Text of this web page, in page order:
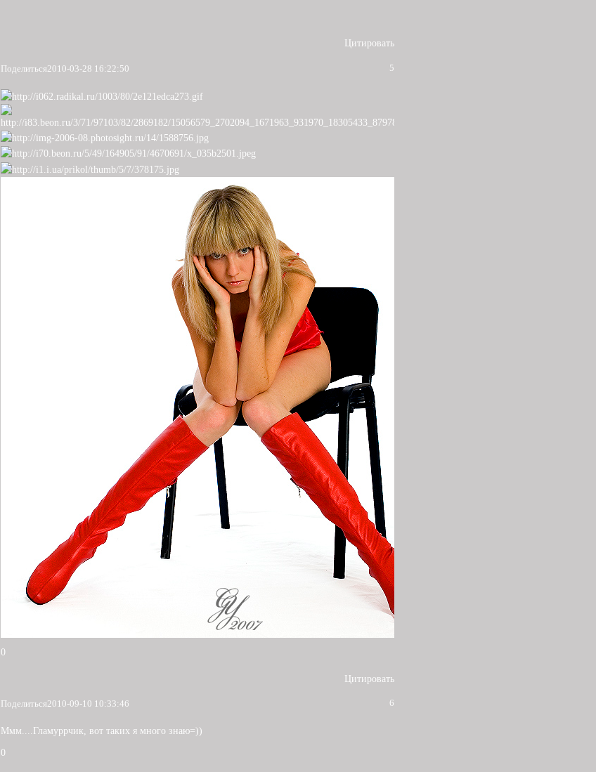
Цитировать
Поделиться 5
2010-03-28 16:22:50
0
Цитировать
Поделиться 6
2010-09-10 10:33:46
Ммм....Гламуррчик, вот таких я много знаю=))
0